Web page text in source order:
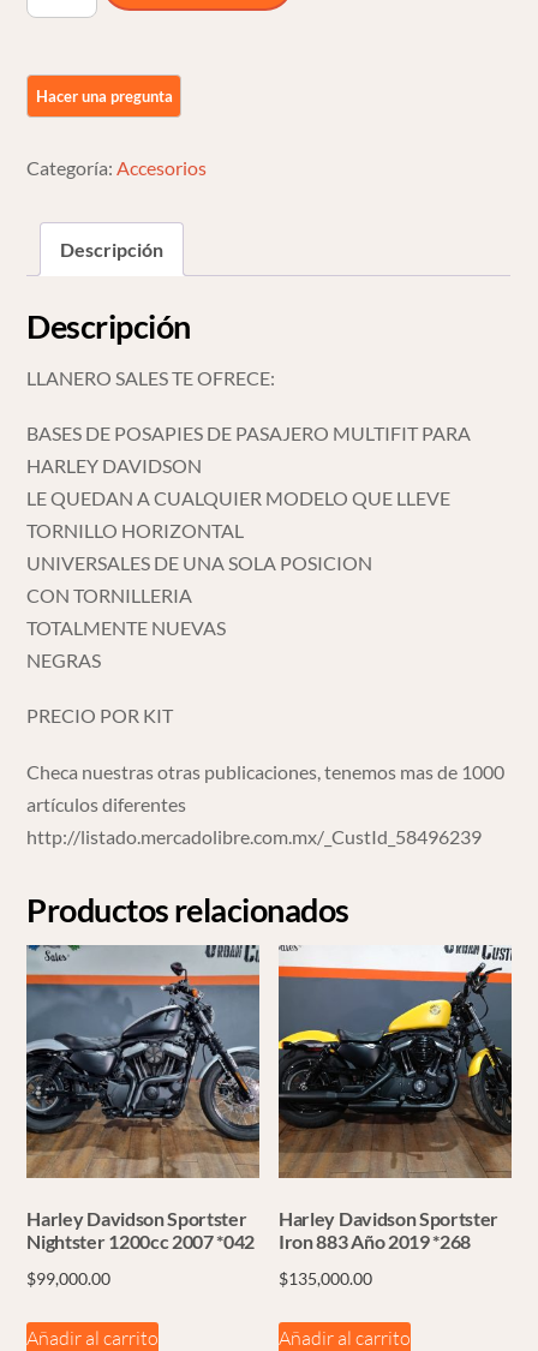
Posapies
Pasajero
Davidson
cantidad
Categoría: Accesorios
Descripción
Descripción
LLANERO SALES TE OFRECE:
BASES DE POSAPIES DE PASAJERO MULTIFIT PARA
HARLEY DAVIDSON
LE QUEDAN A CUALQUIER MODELO QUE LLEVE
TORNILLO HORIZONTAL
UNIVERSALES DE UNA SOLA POSICION
CON TORNILLERIA
TOTALMENTE NUEVAS
NEGRAS
PRECIO POR KIT
Checa nuestras otras publicaciones, tenemos mas de 1000
artículos diferentes
http://listado.mercadolibre.com.mx/_CustId_58496239
Productos relacionados
Harley Davidson Sportster
Nightster 1200cc 2007 *042
$99,000.00
Añadir al carrito
Harley Davidson Sportster
Iron 883 Año 2019 *268
$135,000.00
Añadir al carrito